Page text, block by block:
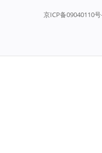
京ICP备09040110